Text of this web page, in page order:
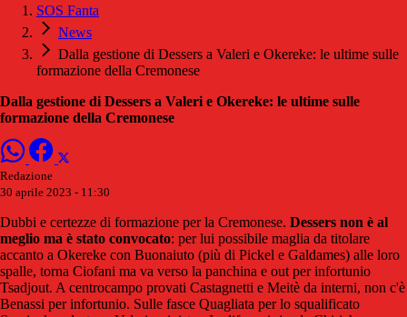
SOS Fanta
News
Dalla gestione di Dessers a Valeri e Okereke: le ultime sulle
formazione della Cremonese
Dalla gestione di Dessers a Valeri e Okereke: le ultime sulle
formazione della Cremonese
Redazione
30 aprile 2023 - 11:30
Dubbi e certezze di formazione per la Cremonese. Dessers non è al
meglio ma è stato convocato: per lui possibile maglia da titolare
accanto a Okereke con Buonaiuto (più di Pickel e Galdames) alle loro
spalle, torna Ciofani ma va verso la panchina e out per infortunio
Tsadjout. A centrocampo provati Castagnetti e Meitè da interni, non c'è
Benassi per infortunio. Sulle fasce Quagliata per lo squalificato